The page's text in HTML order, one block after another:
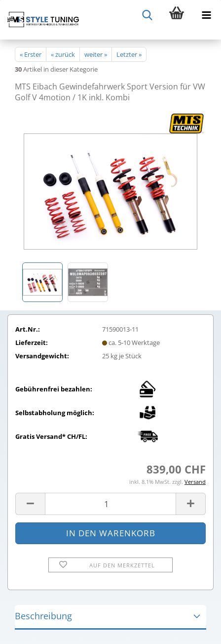
« Erster « zurück weiter »
Letzter »
30Artikel in dieser Kategorie
MTS Eibach Gewindefahrwerk Sport Version für VW
Golf V 4motion / 1K inkl. Kombi
Art.Nr.:
71590013-11
Lieferzeit:
ca. 5-10 Werktage
Versandgewicht:
25kg je Stück
Gebührenfrei bezahlen:
Selbstabholung möglich:
Gratis Versand* CH/FL:
839,00 CHF
inkl. 8.1% MwSt. zzgl. Versand
AUF DEN MERKZETTEL
Beschreibung